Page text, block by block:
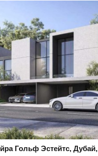
Гольф Эстейтс,